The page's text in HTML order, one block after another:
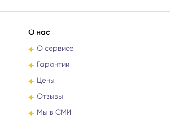
О нас
О сервисе
Гарантии
Цены
Отзывы
Мы в СМИ